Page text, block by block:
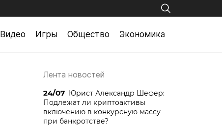
Видео Игры Общество Экономика
Лента новостей
24/07 Юрист Александр Шефер:
Подлежат ли криптоактивы
включению в конкурсную массу
при банкротстве?